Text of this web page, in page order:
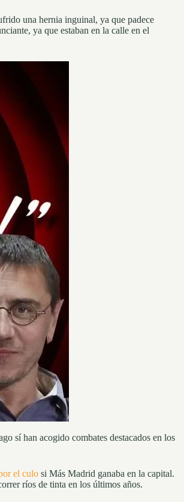
una hernia inguinal, ya que padece
ya que estaban en la calle en el
sí han acogido combates destacados en los
el culo si Más Madrid ganaba en la capital.
ríos de tinta en los últimos años.